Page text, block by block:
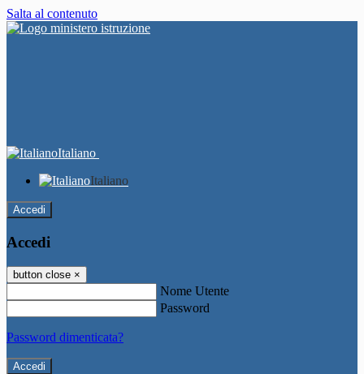
Salta al contenuto
Italiano
Italiano
Accedi
Accedi
button close ×
Nome Utente
Password
Password dimenticata?